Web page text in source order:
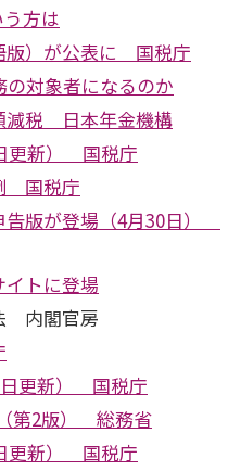
方は
版）が公表に 国税庁
対象者になるのか
減税 日本年金機構
更新） 国税庁
国税庁
版が登場（4月30日）
トに登場
内閣官房
更新） 国税庁
第2版） 総務省
更新） 国税庁